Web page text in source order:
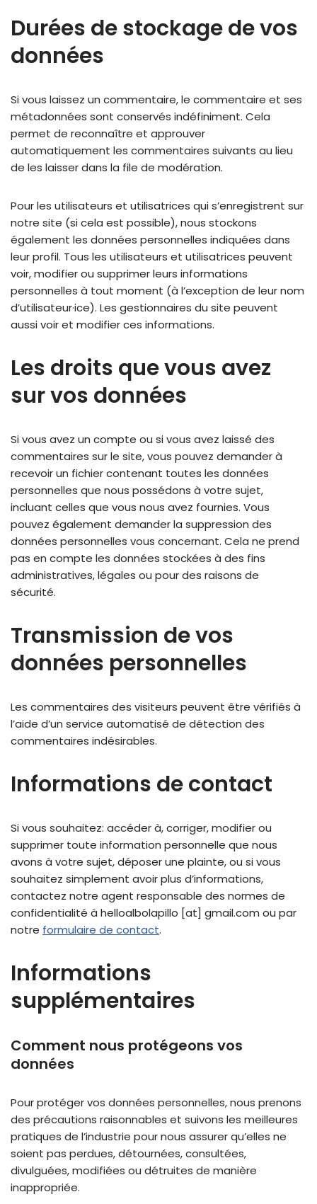
Durées de stockage de vos
données
Si vous laissez un commentaire, le commentaire et ses
métadonnées sont conservés indéfiniment. Cela
permet de reconnaître et approuver
automatiquement les commentaires suivants au lieu
de les laisser dans la file de modération.
Pour les utilisateurs et utilisatrices qui s’enregistrent sur
notre site (si cela est possible), nous stockons
également les données personnelles indiquées dans
leur profil. Tous les utilisateurs et utilisatrices peuvent
voir, modifier ou supprimer leurs informations
personnelles à tout moment (à l’exception de leur nom
d’utilisateur·ice). Les gestionnaires du site peuvent
aussi voir et modifier ces informations.
Les droits que vous avez
sur vos données
Si vous avez un compte ou si vous avez laissé des
commentaires sur le site, vous pouvez demander à
recevoir un fichier contenant toutes les données
personnelles que nous possédons à votre sujet,
incluant celles que vous nous avez fournies. Vous
pouvez également demander la suppression des
données personnelles vous concernant. Cela ne prend
pas en compte les données stockées à des fins
administratives, légales ou pour des raisons de
sécurité.
Transmission de vos
données personnelles
Les commentaires des visiteurs peuvent être vérifiés à
l’aide d’un service automatisé de détection des
commentaires indésirables.
Informations de contact
Si vous souhaitez: accéder à, corriger, modifier ou
supprimer toute information personnelle que nous
avons à votre sujet, déposer une plainte, ou si vous
souhaitez simplement avoir plus d’informations,
contactez notre agent responsable des normes de
confidentialité à helloalbolapillo [at] gmail.com ou par
notre formulaire de contact.
Informations
supplémentaires
Comment nous protégeons vos
données
Pour protéger vos données personnelles, nous prenons
des précautions raisonnables et suivons les meilleures
pratiques de l’industrie pour nous assurer qu’elles ne
soient pas perdues, détournées, consultées,
divulguées, modifiées ou détruites de manière
inappropriée.